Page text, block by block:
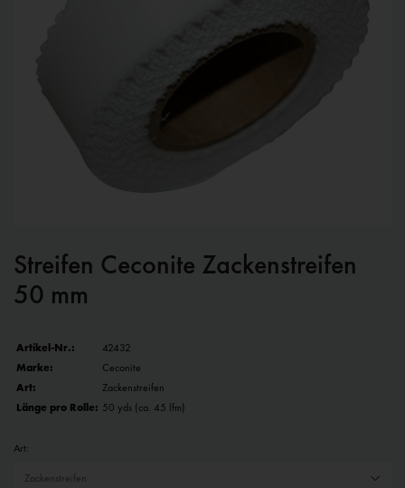
Streifen Ceconite Zackenstreifen
50 mm
Artikel-Nr.:
42432
Marke:
Ceconite
Art:
Zackenstreifen
Länge pro Rolle: 50 yds (ca. 45 lfm)
Art: